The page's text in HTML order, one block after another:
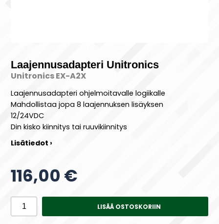
Laajennusadapteri Unitronics
Unitronics EX-A2X
Laajennusadapteri ohjelmoitavalle logiikalle
Mahdollistaa jopa 8 laajennuksen lisäyksen
12/24VDC
Din kisko kiinnitys tai ruuvikiinnitys
Lisätiedot ›
116,00 €
LISÄÄ OSTOSKORIIN